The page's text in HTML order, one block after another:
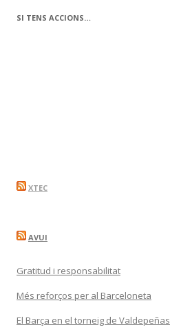
SI TENS ACCIONS…
XTEC
AVUI
Gratitud i responsabilitat
Més reforços per al Barceloneta
El Barça en el torneig de Valdepeñas